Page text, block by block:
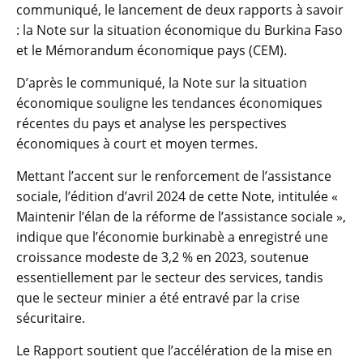
communiqué, le lancement de deux rapports à savoir
: la Note sur la situation économique du Burkina Faso
et le Mémorandum économique pays (CEM).
D’après le communiqué, la Note sur la situation
économique souligne les tendances économiques
récentes du pays et analyse les perspectives
économiques à court et moyen termes.
Mettant l’accent sur le renforcement de l’assistance
sociale, l’édition d’avril 2024 de cette Note, intitulée «
Maintenir l’élan de la réforme de l’assistance sociale »,
indique que l’économie burkinabè a enregistré une
croissance modeste de 3,2 % en 2023, soutenue
essentiellement par le secteur des services, tandis
que le secteur minier a été entravé par la crise
sécuritaire.
Le Rapport soutient que l’accélération de la mise en